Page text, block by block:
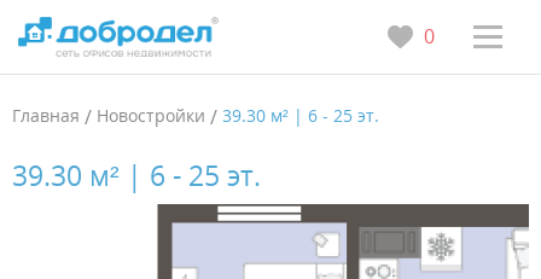
0
Главная / Новостройки / 39.30 м² | 6 - 25 эт.
39.30 м² | 6 - 25 эт.